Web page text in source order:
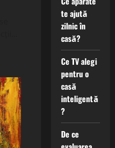
te ajută
zilnic în
casă?
Ce TV alegi
pentru o
casă
inteligentă
?
De ce